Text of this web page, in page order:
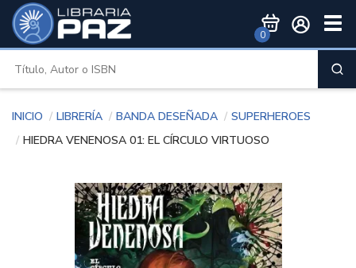
0
Inicio Librería Banda deseñada
Superheroes
HIEDRA VENENOSA 01: EL CÍRCULO VIRTUOSO